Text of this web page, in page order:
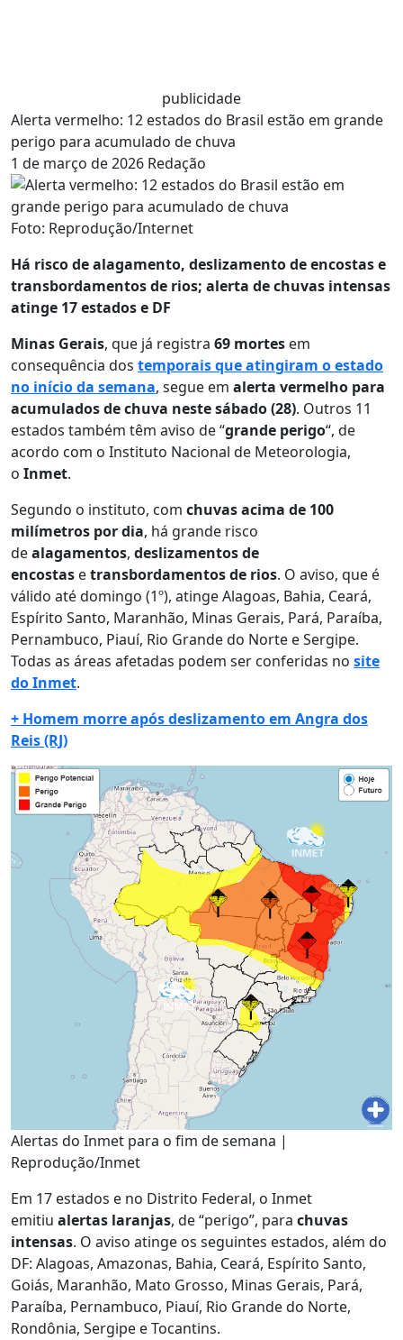
publicidade
Alerta vermelho: 12 estados do Brasil estão em grande
perigo para acumulado de chuva
1 de março de 2026 Redação
Foto: Reprodução/Internet
Há risco de alagamento, deslizamento de encostas e
transbordamentos de rios; alerta de chuvas intensas
atinge 17 estados e DF
Minas Gerais, que já registra 69 mortes em
consequência dos temporais que atingiram o estado
no início da semana, segue em alerta vermelho para
acumulados de chuva neste sábado (28). Outros 11
estados também têm aviso de “grande perigo“, de
acordo com o Instituto Nacional de Meteorologia,
o Inmet.
Segundo o instituto, com chuvas acima de 100
milímetros por dia, há grande risco
dealagamentos, deslizamentos de
encostas etransbordamentos de rios. O aviso, que é
válido até domingo (1º), atinge Alagoas, Bahia, Ceará,
Espírito Santo, Maranhão, Minas Gerais, Pará, Paraíba,
Pernambuco, Piauí, Rio Grande do Norte e Sergipe.
Todas as áreas afetadas podem ser conferidas no site
do Inmet.
+ Homem morre após deslizamento em Angra dos
Reis (RJ)
Alertas do Inmet para o fim de semana |
Reprodução/Inmet
Em 17 estados e no Distrito Federal, o Inmet
emitiu alertas laranjas, de “perigo”, para chuvas
intensas. O aviso atinge os seguintes estados, além do
DF: Alagoas, Amazonas, Bahia, Ceará, Espírito Santo,
Goiás, Maranhão, Mato Grosso, Minas Gerais, Pará,
Paraíba, Pernambuco, Piauí, Rio Grande do Norte,
Rondônia, Sergipe e Tocantins.